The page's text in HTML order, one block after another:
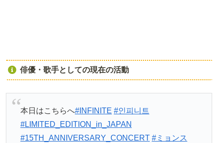
俳優・歌手としての現在の活動
本日はこちらへ#INFINITE #인피니트
#LIMITED_EDITION_in_JAPAN
#15TH_ANNIVERSARY_CONCERT #ミョンス